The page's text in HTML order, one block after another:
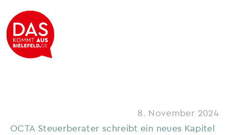
8. November 2024
OCTA Steuerberater schreibt ein neues Kapitel